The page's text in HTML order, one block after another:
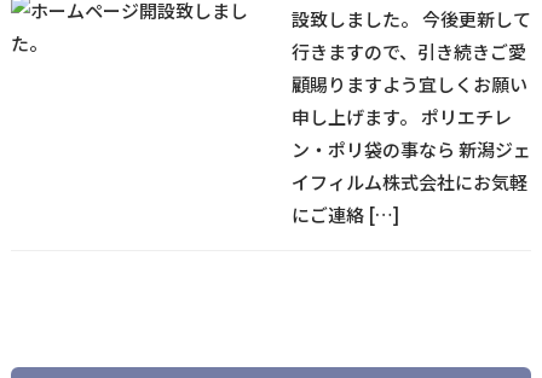
設致しました。 今後更新して
行きますので、引き続きご愛
顧賜りますよう宜しくお願い
申し上げます。 ポリエチレ
ン・ポリ袋の事なら 新潟ジェ
イフィルム株式会社にお気軽
にご連絡 […]